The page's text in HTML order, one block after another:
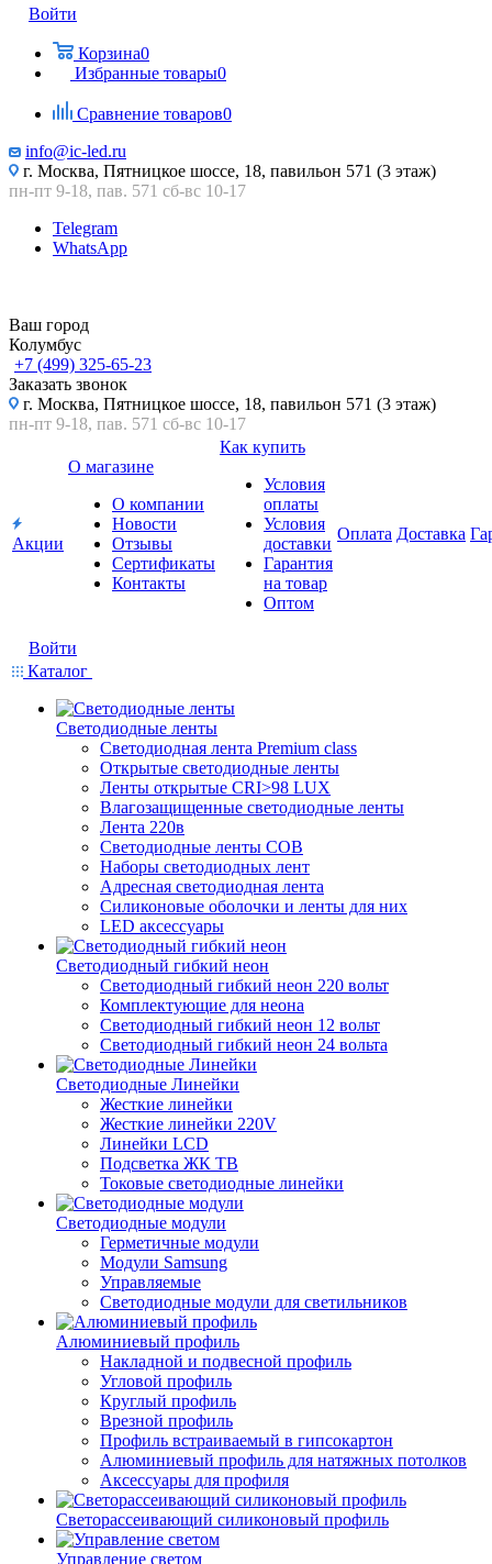
Войти
Корзина0
Избранные товары0
Сравнение товаров0
info@ic-led.ru
г. Москва, Пятницкое шоссе, 18, павильон 571 (3 этаж)
пн-пт 9-18, пав. 571 сб-вс 10-17
Telegram
WhatsApp
Ваш город
Колумбус
+7 (499) 325-65-23
Заказать звонок
г. Москва, Пятницкое шоссе, 18, павильон 571 (3 этаж)
пн-пт 9-18, пав. 571 сб-вс 10-17
Акции
О магазине
О компании
Новости
Отзывы
Сертификаты
Контакты
Как купить
Условия
оплаты
Условия
доставки
Гарантия
на товар
Оптом
Оплата Доставка
Войти
Каталог
Светодиодные ленты
Светодиодная лента Premium class
Открытые светодиодные ленты
Ленты открытые CRI>98 LUX
Влагозащищенные светодиодные ленты
Лента 220в
Светодиодные ленты COB
Наборы светодиодных лент
Адресная светодиодная лента
Силиконовые оболочки и ленты для них
LED аксессуары
Светодиодный гибкий неон
Светодиодный гибкий неон 220 вольт
Комплектующие для неона
Светодиодный гибкий неон 12 вольт
Светодиодный гибкий неон 24 вольта
Светодиодные Линейки
Жесткие линейки
Жесткие линейки 220V
Линейки LCD
Подсветка ЖК ТВ
Токовые светодиодные линейки
Светодиодные модули
Герметичные модули
Модули Samsung
Управляемые
Светодиодные модули для светильников
Алюминиевый профиль
Накладной и подвесной профиль
Угловой профиль
Круглый профиль
Врезной профиль
Профиль встраиваемый в гипсокартон
Алюминиевый профиль для натяжных потолков
Аксессуары для профиля
Светорассеивающий силиконовый профиль
Управление светом